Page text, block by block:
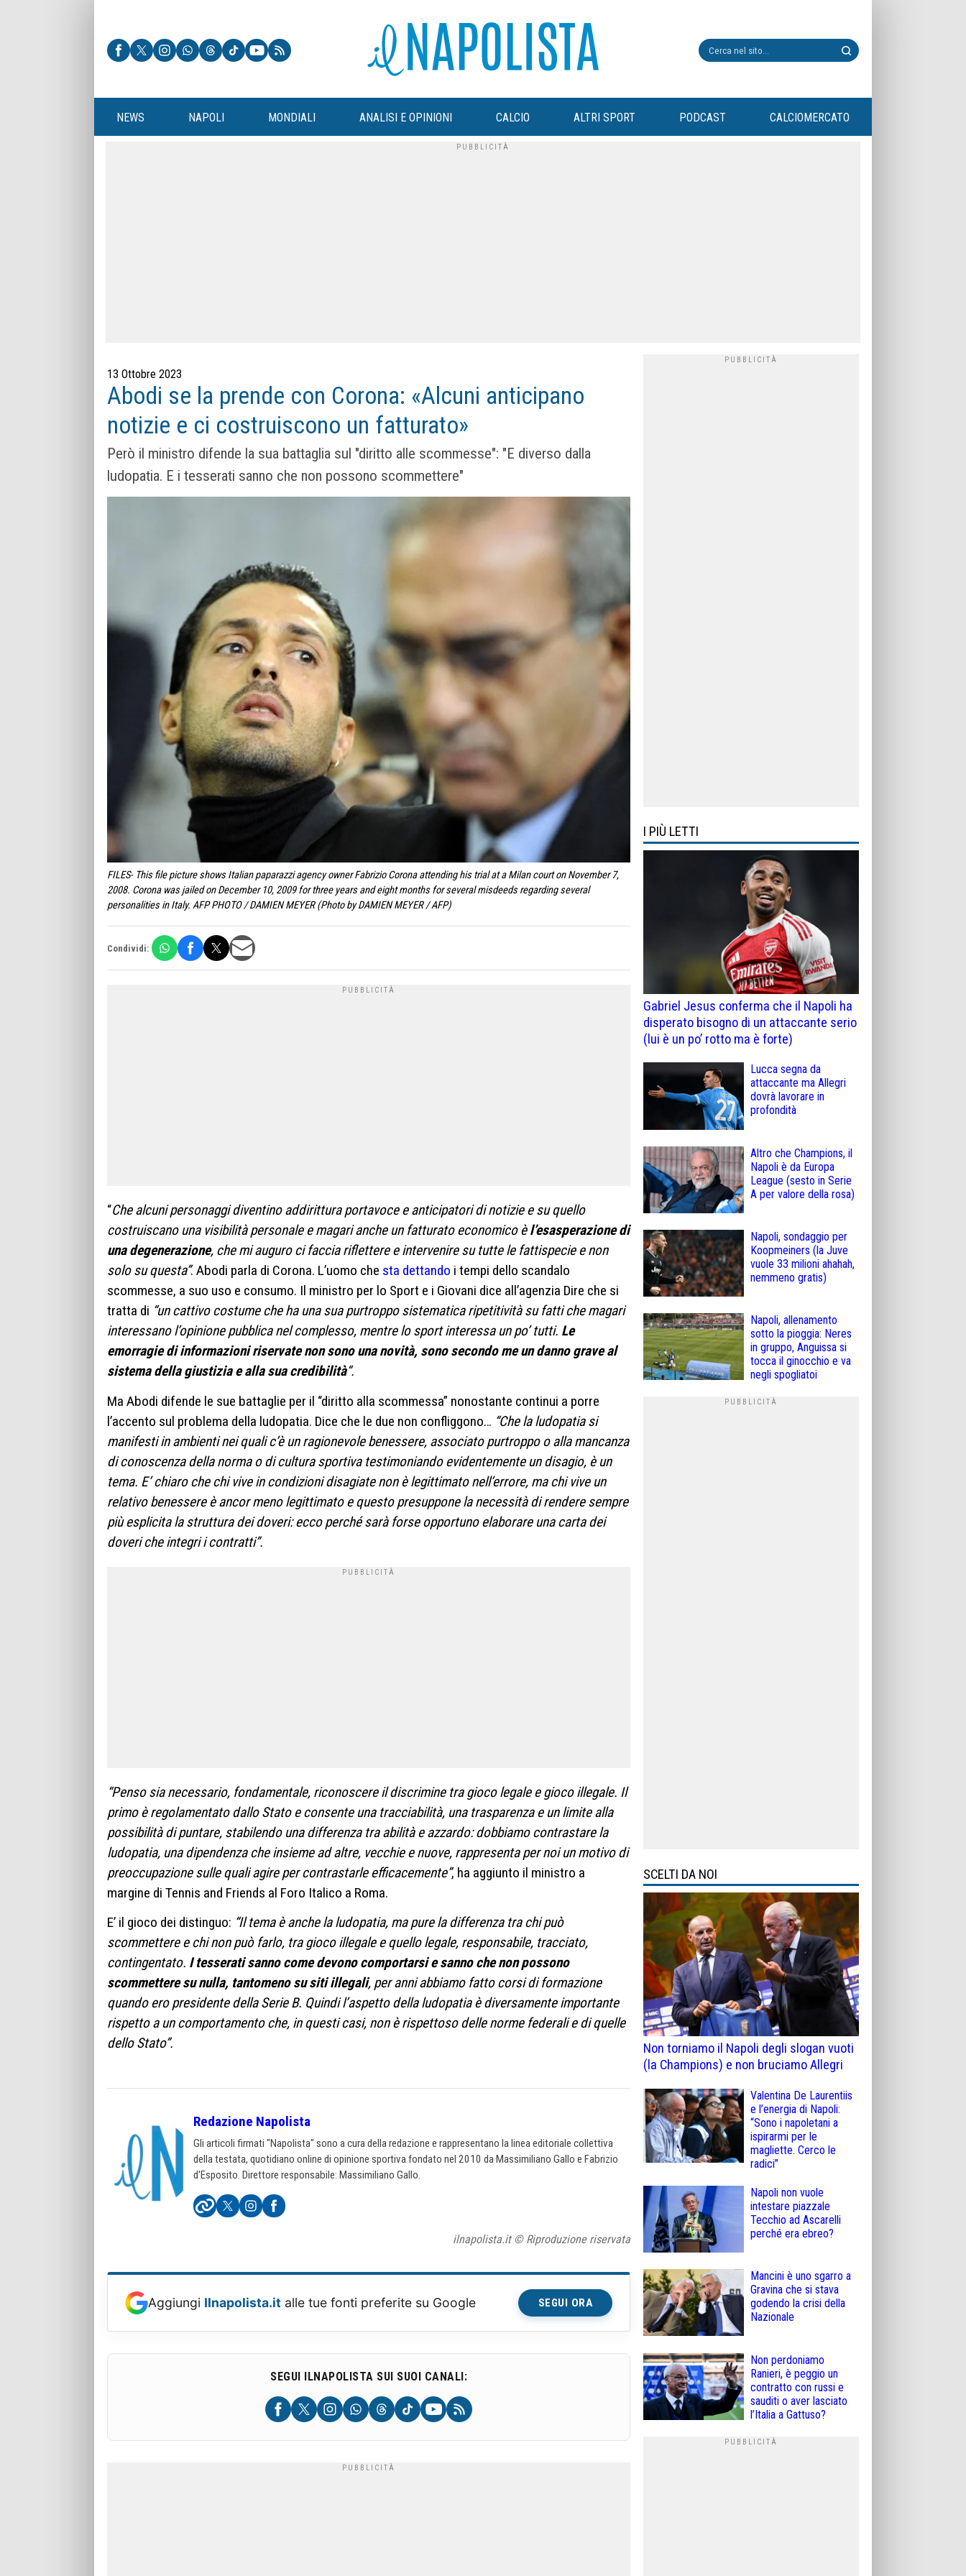
NEWS NAPOLI MONDIALI ANALISI E OPINIONI CALCIO ALTRI SPORT PODCAST CALCIOMERCATO
13 Ottobre 2023
Abodi se la prende con Corona: «Alcuni anticipano
notizie e ci costruiscono un fatturato»
Però il ministro difende la sua battaglia sul "diritto alle scommesse": "E diverso dalla
ludopatia. E i tesserati sanno che non possono scommettere"
FILES- This file picture shows Italian paparazzi agency owner Fabrizio Corona attending his trial at a Milan court on November 7,
2008. Corona was jailed on December 10, 2009 for three years and eight months for several misdeeds regarding several
personalities in Italy. AFP PHOTO / DAMIEN MEYER (Photo by DAMIEN MEYER / AFP)
Condividi:
“Che alcuni personaggi diventino addirittura portavoce e anticipatori di notizie e su quello
costruiscano una visibilità personale e magari anche un fatturato economico èl’esasperazione di
una degenerazione, che mi auguro ci faccia riflettere e intervenire su tutte le fattispecie e non
solo su questa”. Abodi parla di Corona. L’uomo che sta dettando i tempi dello scandalo
scommesse, a suo uso e consumo. Il ministro per lo Sport e i Giovani dice all’agenzia Dire che si
tratta di “un cattivo costume che ha una sua purtroppo sistematica ripetitività su fatti che magari
interessano l’opinione pubblica nel complesso, mentre lo sport interessa un po’ tutti. Le
emorragie di informazioni riservate non sono una novità, sono secondo me un danno grave al
sistema della giustizia e alla sua credibilità“.
Ma Abodi difende le sue battaglie per il “diritto alla scommessa” nonostante continui a porre
l’accento sul problema della ludopatia. Dice che le due non confliggono… “Che la ludopatia si
manifesti in ambienti nei quali c’è un ragionevole benessere, associato purtroppo o alla mancanza
di conoscenza della norma o di cultura sportiva testimoniando evidentemente un disagio, è un
tema. E’ chiaro che chi vive in condizioni disagiate non è legittimato nell’errore, ma chi vive un
relativo benessere è ancor meno legittimato e questo presuppone la necessità di rendere sempre
più esplicita la struttura dei doveri: ecco perché sarà forse opportuno elaborare una carta dei
doveri che integri i contratti”.
“Penso sia necessario, fondamentale, riconoscere il discrimine tra gioco legale e gioco illegale. Il
primo è regolamentato dallo Stato e consente una tracciabilità, una trasparenza e un limite alla
possibilità di puntare, stabilendo una differenza tra abilità e azzardo: dobbiamo contrastare la
ludopatia, una dipendenza che insieme ad altre, vecchie e nuove, rappresenta per noi un motivo di
preoccupazione sulle quali agire per contrastarle efficacemente”, ha aggiunto il ministro a
margine di Tennis and Friends al Foro Italico a Roma.
E’ il gioco dei distinguo: “Il tema è anche la ludopatia, ma pure la differenza tra chi può
scommettere e chi non può farlo, tra gioco illegale e quello legale, responsabile, tracciato,
contingentato. I tesserati sanno come devono comportarsi e sanno che non possono
scommettere su nulla, tantomeno su siti illegali, per anni abbiamo fatto corsi di formazione
quando ero presidente della Serie B. Quindi l’aspetto della ludopatia è diversamente importante
rispetto a un comportamento che, in questi casi, non è rispettoso delle norme federali e di quelle
dello Stato”.
Redazione Napolista
Gli articoli firmati "Napolista" sono a cura della redazione e rappresentano la linea editoriale collettiva
della testata, quotidiano online di opinione sportiva fondato nel 2010 da Massimiliano Gallo e Fabrizio
d'Esposito. Direttore responsabile: Massimiliano Gallo.
ilnapolista.it © Riproduzione riservata
Aggiungi Ilnapolista.it alle tue fonti preferite su Google SEGUI ORA
SEGUI ILNAPOLISTA SUI SUOI CANALI:
I PIÙ LETTI
Gabriel Jesus conferma che il Napoli ha
disperato bisogno di un attaccante serio
(lui è un po’ rotto ma è forte)
Lucca segna da
attaccante ma Allegri
dovrà lavorare in
profondità
Altro che Champions, il
Napoli è da Europa
League (sesto in Serie
A per valore della rosa)
Napoli, sondaggio per
Koopmeiners (la Juve
vuole 33 milioni ahahah,
nemmeno gratis)
Napoli, allenamento
sotto la pioggia: Neres
in gruppo, Anguissa si
tocca il ginocchio e va
negli spogliatoi
SCELTI DA NOI
Non torniamo il Napoli degli slogan vuoti
(la Champions) e non bruciamo Allegri
Valentina De Laurentiis
e l’energia di Napoli:
“Sono i napoletani a
ispirarmi per le
magliette. Cerco le
radici”
Napoli non vuole
intestare piazzale
Tecchio ad Ascarelli
perché era ebreo?
Mancini è uno sgarro a
Gravina che si stava
godendo la crisi della
Nazionale
Non perdoniamo
Ranieri, è peggio un
contratto con russi e
sauditi o aver lasciato
l’Italia a Gattuso?